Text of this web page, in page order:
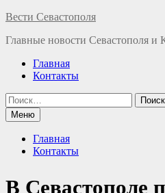
Перейти
содержимому
Вести Севастополя
Главные новости Севастополя и
Главная
Контакты
Найти:
Меню
Главная
Контакты
В Севастополе